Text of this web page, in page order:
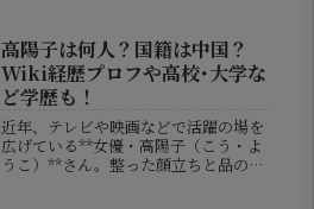
実な人柄で多くのファンを魅了してい
ます。そんな彼の強さの背景には、ど
の...
高陽子は何人？国籍は中国？
Wiki経歴プロフや高校･大学な
ど学歴も！
近年、テレビや映画などで活躍の場を
広げている**女優・高陽子（こう・よ
うこ）**さん。整った顔立ちと品のあ